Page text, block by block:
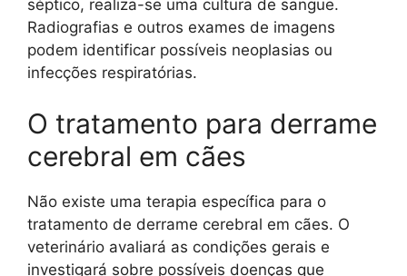
séptico, realiza-se uma cultura de sangue.
Radiografias e outros exames de imagens
podem identificar possíveis neoplasias ou
infecções respiratórias.
O tratamento para derrame
cerebral em cães
Não existe uma terapia específica para o
tratamento de derrame cerebral em cães. O
veterinário avaliará as condições gerais e
investigará sobre possíveis doenças que